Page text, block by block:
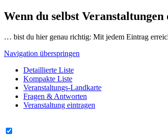
Wenn du selbst
… bist du hier genau richtig: Mit jedem Eintrag
Navigation überspringen
Detaillierte Liste
Kompakte Liste
Veranstaltungs-Landkarte
Fragen & Antworten
Veranstaltung eintragen